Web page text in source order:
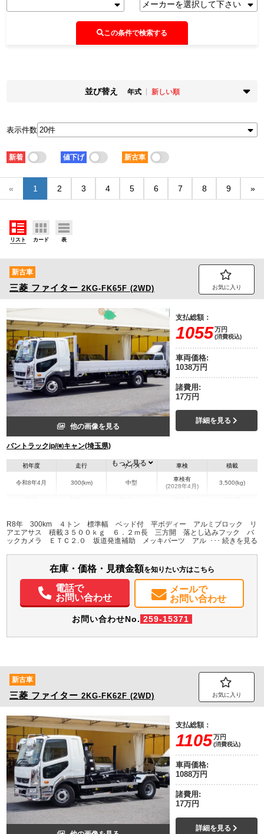
この条件で検索する
並び替え 年式
新しい順
新着順
古い順
新しい順
古い順
走行距離
少ない順
多い順
安い順
積載量
少ない順
多い順
車検残
短い順
長い順
表示件数
新着 値下げ 新古車
« 1 2 3 4 5 6 7 8 9 »
リスト カード 表
新古車
三菱 ファイター 2KG-FK65F (2WD) お気に入り
他の画像を見る
バントラックjp/㈲キャン(埼玉県)
支払総額：
1055万円
(消費税込)
車両価格:
1038万円
諸費用:
17万円
詳細を見る
初年度
令和8年4月
走行
300(km)
サイズ
中型
車検
車検有
(2028年4月)
積載
3,500(kg)
埼玉県
W:2,160
H:390
W:2,290
H:2,250
パワステ パワーウィンドウ ABS エアバッグ
アルミホイール
集中ドアロック
電動格納ミラー ETC バックモニター
もっと見る
R8年 300km ４トン 標準幅 ベッド付 平ボディー アルミブロック リ
アエアサス 積載３５００ｋｇ ６．２ｍ長 三方開 落とし込みフック バ
ックカメラ ＥＴＣ２.０ 坂道発進補助 メッキパーツ アルミホイール Ｈ
逸脱警報 ６速ＭＴ 車検Ｒ１０年４月迄 ステンレス工具箱
在庫・価格・見積金額を知りたい方はこちら
電話で
お問い合わせ
メールで
お問い合わせ
お問い合わせNo. 259-15371
新古車
三菱 ファイター 2KG-FK62F (2WD) お気に入り
支払総額：
1105万円
(消費税込)
車両価格:
1088万円
諸費用:
17万円
詳細を見る